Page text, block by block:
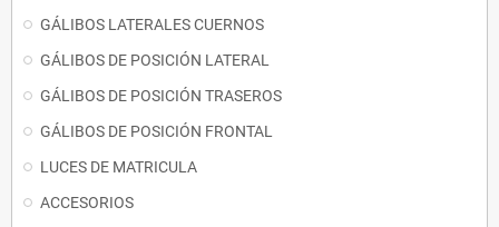
GÁLIBOS LATERALES CUERNOS
GÁLIBOS DE POSICIÓN LATERAL
GÁLIBOS DE POSICIÓN TRASEROS
GÁLIBOS DE POSICIÓN FRONTAL
LUCES DE MATRICULA
ACCESORIOS